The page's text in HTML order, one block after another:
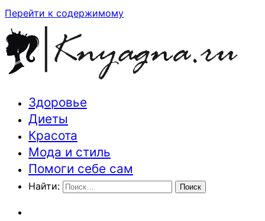
Перейти к содержимому
Траектория здоровья и красоты
Здоровье
Диеты
Красота
Мода и стиль
Помоги себе сам
Найти: